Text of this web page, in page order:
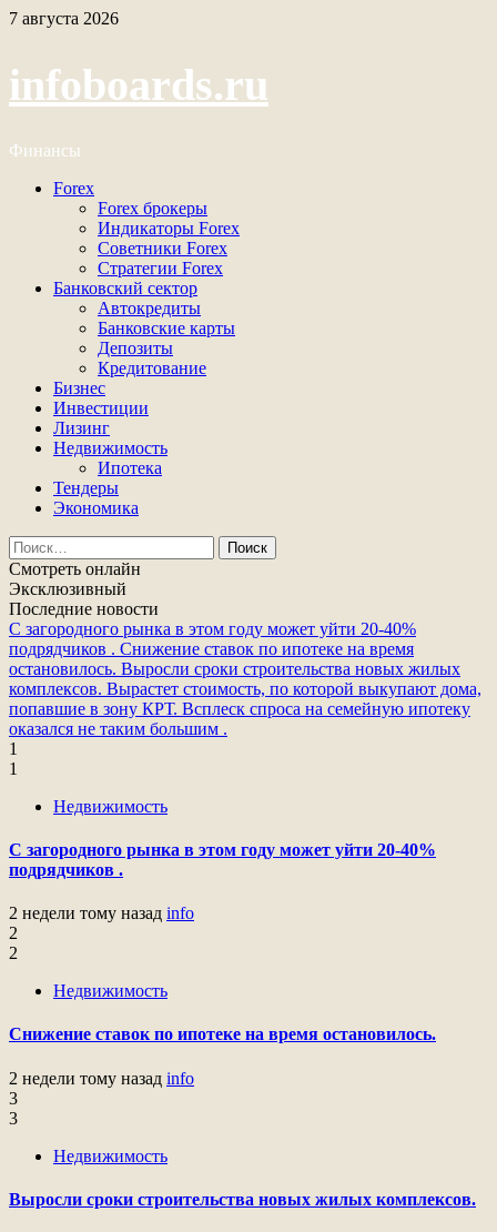
Перейти
7 августа 2026
infoboards.ru
Финансы
Основное
Forex
Forex брокеры
Индикаторы Forex
Советники Forex
Стратегии Forex
Банковский сектор
Автокредиты
Банковские карты
Депозиты
Кредитование
Бизнес
Инвестиции
Лизинг
Недвижимость
Ипотека
Тендеры
Экономика
Найти:
Смотреть онлайн
Эксклюзивный
Последние новости
С загородного рынка в этом году может уйти 20-40%
подрядчиков . Снижение ставок по ипотеке на время
остановилось. Выросли сроки строительства новых жилых
комплексов. Вырастет стоимость, по которой выкупают дома,
попавшие в зону КРТ. Всплеск спроса на семейную ипотеку
оказался не таким большим .
1
1
Недвижимость
С загородного рынка в этом году может уйти 20-40%
подрядчиков .
2 недели тому назад info
2
2
Недвижимость
Снижение ставок по ипотеке на время остановилось.
2 недели тому назад info
3
3
Недвижимость
Выросли сроки строительства новых жилых комплексов.